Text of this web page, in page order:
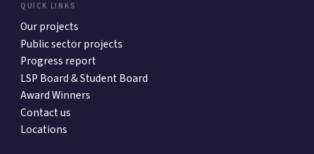
QUICK LINKS
Our projects
Public sector projects
Progress report
LSP Board & Student Board
Award Winners
Contact us
Locations